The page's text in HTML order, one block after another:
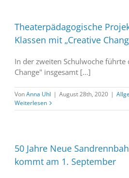
Theaterpädagogische
Klassen mit „Creative
In der zweiten Schulwoche führte
Change" insgesamt [...]
VonAnna Uhl | August 28th, 2020 |
Weiterlesen
50 Jahre Neue
kommt am 1. September